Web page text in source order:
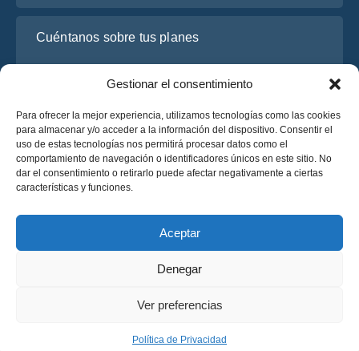
Gestionar el consentimiento
Para ofrecer la mejor experiencia, utilizamos tecnologías como las cookies
para almacenar y/o acceder a la información del dispositivo. Consentir el
uso de estas tecnologías nos permitirá procesar datos como el
comportamiento de navegación o identificadores únicos en este sitio. No
dar el consentimiento o retirarlo puede afectar negativamente a ciertas
características y funciones.
Aceptar
Denegar
Ver preferencias
Política de Privacidad
Política de Privacidad
Términos y Condiciones
He leído y acepto la
Solicite un presupuesto
Solicite un presupuesto